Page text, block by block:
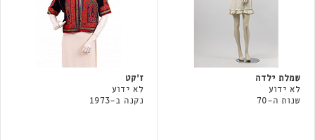
שמלת ילדה
לא ידוע
שנות ה-70
ז'קט
לא ידוע
נקנה ב-1973